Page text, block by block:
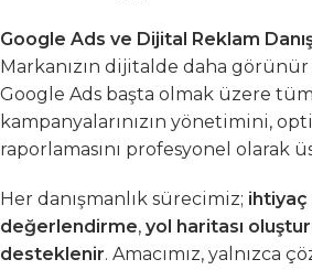
Google Ads ve Dijital Reklam
Markanızın dijitalde daha
Google Ads başta olmak üzere
kampanyalarınızın yönetimini,
raporlamasını profesyonel olarak
Her danışmanlık sürecimiz; ihtiyaç
değerlendirme, yol haritası
desteklenir. Amacımız, yalnızca